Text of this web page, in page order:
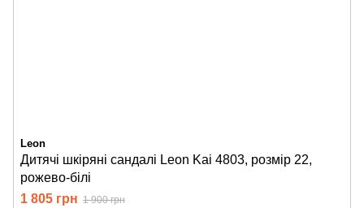
Leon
Дитячі шкіряні сандалі Leon Kai 4803, розмір 22,
рожево-білі
1 805 грн 1 900 грн